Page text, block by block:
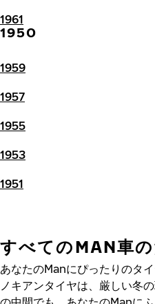
1961
1950
1959
1957
1955
1953
1951
すべてのMAN車
あなたのManにぴったりのタ
ノキアンタイヤは、厳しい冬